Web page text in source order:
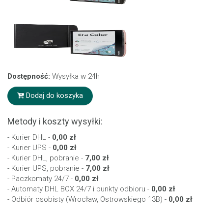
Dostępność: Wysyłka w 24h
Dodaj do koszyka
Metody i koszty wysyłki:
- Kurier DHL - 0,00 zł
- Kurier UPS - 0,00 zł
- Kurier DHL, pobranie - 7,00 zł
- Kurier UPS, pobranie - 7,00 zł
- Paczkomaty 24/7 - 0,00 zł
- Automaty DHL BOX 24/7 i punkty odbioru - 0,00 zł
- Odbiór osobisty (Wrocław, Ostrowskiego 13B) - 0,00 zł